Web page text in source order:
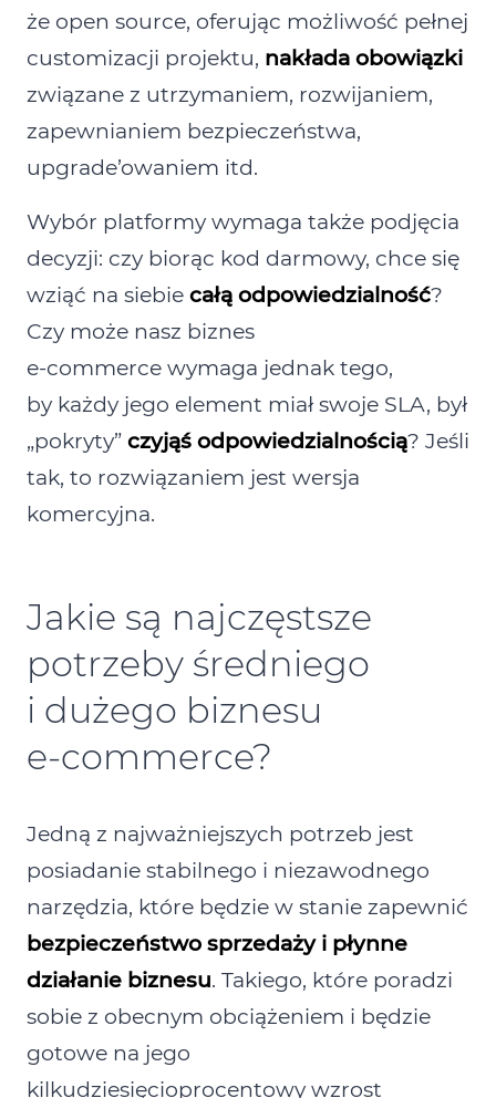
że open source, oferując możliwość pełnej
customizacji projektu, nakłada obowiązki
związane z utrzymaniem, rozwijaniem,
zapewnianiem bezpieczeństwa,
upgrade’owaniem itd.
Wybór platformy wymaga także podjęcia
decyzji: czy biorąc kod darmowy, chce się
wziąć na siebie całą odpowiedzialność?
Czy może nasz biznes
e‑commerce wymaga jednak tego,
by każdy jego element miał swoje SLA, był
„pokryty” czyjąś odpowiedzialnością? Jeśli
tak, to rozwiązaniem jest wersja
komercyjna.
Jakie są najczęstsze
potrzeby średniego
i dużego biznesu
e‑commerce?
Jedną z najważniejszych potrzeb jest
posiadanie stabilnego i niezawodnego
narzędzia, które będzie w stanie zapewnić
bezpieczeństwo sprzedaży i płynne
działanie biznesu. Takiego, które poradzi
sobie z obecnym obciążeniem i będzie
gotowe na jego
kilkudziesięcioprocentowy wzrost